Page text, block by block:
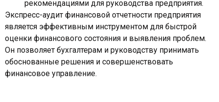
рекомендациями для руководства предприятия.
Экспресс-аудит финансовой отчетности предприятия
является эффективным инструментом для быстрой
оценки финансового состояния и выявления проблем.
Он позволяет бухгалтерам и руководству принимать
обоснованные решения и совершенствовать
финансовое управление.